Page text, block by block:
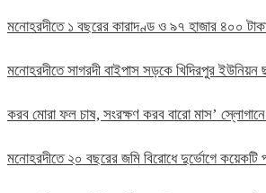
মনোহরদীতে ১ বছরের কারাদণ্ড ও ৯৭ হাজার ৪০০
মনোহরদীতে সাগরদী বাইপাস সড়কে খিদিরপুর ইউনিয়ন
করব মোরা ফল চাষ, সংরক্ষণ করব বারো মাস’
মনোহরদীতে ২০ বছরের জমি বিরোধে দুর্ভোগে কয়েকটি